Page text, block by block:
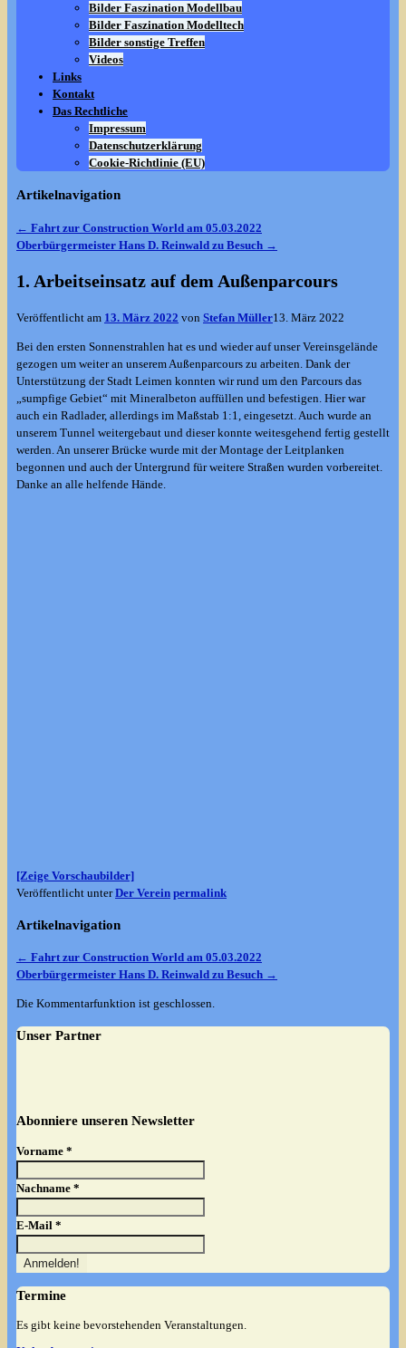
Bilder Faszination Modellbau
Bilder Faszination Modelltech
Bilder sonstige Treffen
Videos
Links
Kontakt
Das Rechtliche
Impressum
Datenschutzerklärung
Cookie-Richtlinie (EU)
Artikelnavigation
← Fahrt zur Construction World am 05.03.2022
Oberbürgermeister Hans D. Reinwald zu Besuch →
1. Arbeitseinsatz auf dem Außenparcours
Veröffentlicht am 13. März 2022 von Stefan Müller13. März 2022
Bei den ersten Sonnenstrahlen hat es und wieder auf unser Vereinsgelände
gezogen um weiter an unserem Außenparcours zu arbeiten. Dank der
Unterstützung der Stadt Leimen konnten wir rund um den Parcours das
„sumpfige Gebiet“ mit Mineralbeton auffüllen und befestigen. Hier war
auch ein Radlader, allerdings im Maßstab 1:1, eingesetzt. Auch wurde an
unserem Tunnel weitergebaut und dieser konnte weitesgehend fertig gestellt
werden. An unserer Brücke wurde mit der Montage der Leitplanken
begonnen und auch der Untergrund für weitere Straßen wurden vorbereitet.
Danke an alle helfende Hände.
[Zeige Vorschaubilder]
Veröffentlicht unter Der Verein permalink
Artikelnavigation
← Fahrt zur Construction World am 05.03.2022
Oberbürgermeister Hans D. Reinwald zu Besuch →
Die Kommentarfunktion ist geschlossen.
Unser Partner
Abonniere unseren Newsletter
Vorname *
Nachname *
E-Mail *
Termine
Es gibt keine bevorstehenden Veranstaltungen.